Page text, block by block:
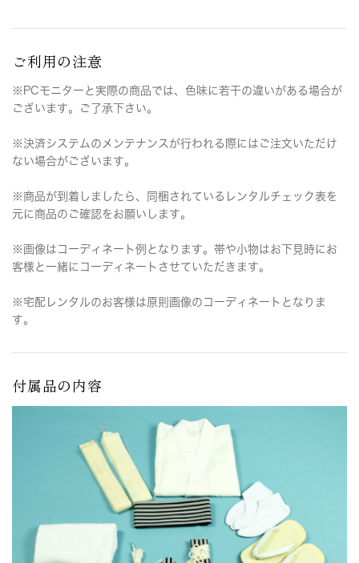
ご利用の注意
※PCモニターと実際の商品では、色味に若干の違いがある場合が
ございます。ご了承下さい。
※決済システムのメンテナンスが行われる際にはご注文いただけ
ない場合がございます。
※商品が到着しましたら、同梱されているレンタルチェック表を
元に商品のご確認をお願いします。
※画像はコーディネート例となります。帯や小物はお下見時にお
客様と一緒にコーディネートさせていただきます。
※宅配レンタルのお客様は原則画像のコーディネートとなりま
す。
付属品の内容